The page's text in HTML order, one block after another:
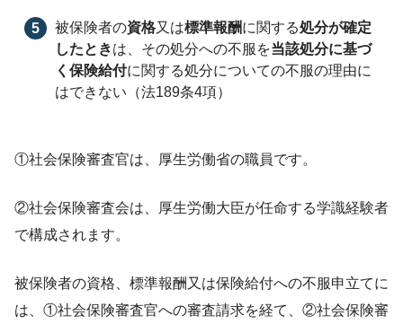
被保険者の資格又は標準報酬に関する処分が確定
したときは、その処分への不服を当該処分に基づ
く保険給付に関する処分についての不服の理由に
はできない（法189条4項）
①社会保険審査官は、厚生労働省の職員です。
②社会保険審査会は、厚生労働大臣が任命する学識経験者
で構成されます。
被保険者の資格、標準報酬又は保険給付への不服申立てに
は、①社会保険審査官への審査請求を経て、②社会保険審